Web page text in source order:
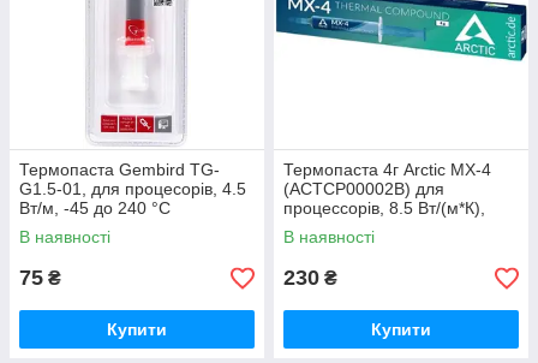
Термопаста Gembird TG-
G1.5-01, для процесорів, 4.5
Вт/м, -45 до 240 °C
В наявності
75 ₴
Купити
Термопаста 4г Arctic MX-4
(ACTCP00002B) для
процессорів, 8.5 Вт/(м*К),
3.96 г/см.куб, 850 пуаз
В наявності
230 ₴
Купити